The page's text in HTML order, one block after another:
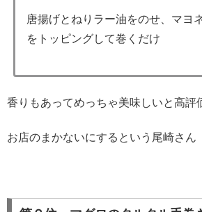
唐揚げとねりラー油をのせ、マヨ
をトッピングして巻くだけ
香りもあってめっちゃ美味しいと高評
お店のまかないにするという尾崎さん